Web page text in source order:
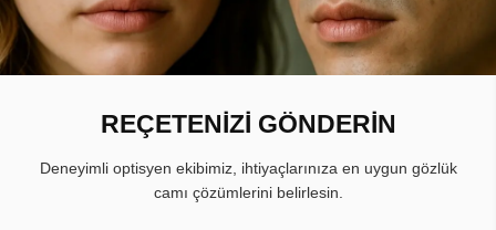
REÇETENİZİ GÖNDERİN
Deneyimli optisyen ekibimiz, ihtiyaçlarınıza en uygun gözlük
camı çözümlerini belirlesin.